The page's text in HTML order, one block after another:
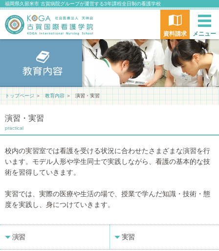
福岡県久留米市 古賀病院グループが運営する3年課程全日制の看護学校
資料請求 メニュー
トップページ＞ 教育内容＞ 演習・実習
演習・実習
practical
校内の実習室では看護を受ける状況に合わせたさまざまな演習を行
います。モデル人形や学生同士で実践しながら、看護の基本的な技
術を習得していきます。
実習では、実際の医療や生活の場で、授業で学んだ知識・技術・態
度を実践し、身につけていきます。
演習 実習